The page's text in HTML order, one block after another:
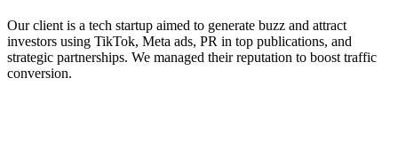
Our client is a tech startup aimed to generate buzz and attract
investors using TikTok, Meta ads, PR in top publications, and
strategic partnerships. We managed their reputation to boost traffic
conversion.